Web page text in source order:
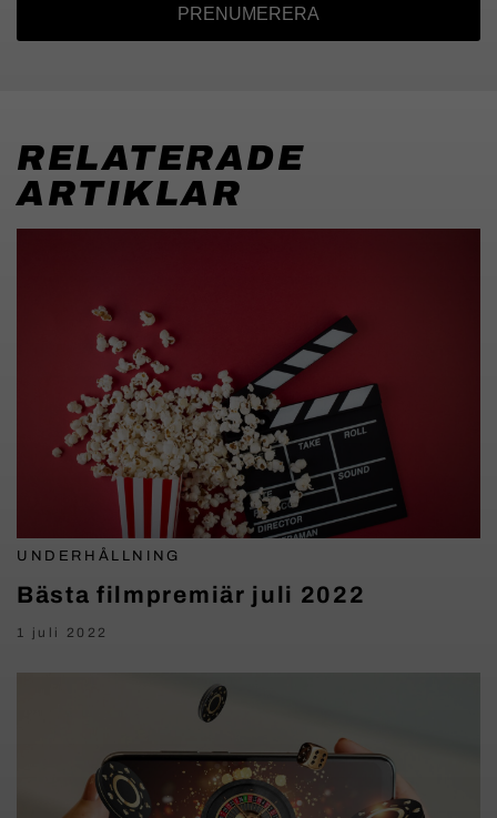
PRENUMERERA
RELATERADE
ARTIKLAR
UNDERHÅLLNING
Bästa filmpremiär juli 2022
1 juli 2022